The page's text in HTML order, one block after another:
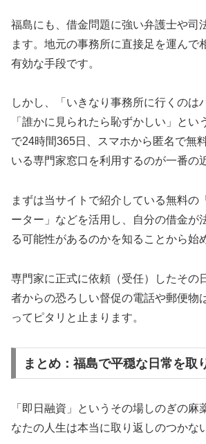
福島にも、借金問題に強い弁護士や司
ます。地元の事務所に直接足を運んで
有効な手段です。
しかし、「いきなり事務所に行くのは
「誰かに見られたら恥ずかしい」とい
で24時間365日、スマホから匿名で無
いる専門家窓口を利用するのが一番の
まずは当サイトで紹介している無料の
ーター」などを活用し、自分の借金が
る可能性があるのかを知ることから始
専門家に正式に依頼（受任）したその
者からの恐ろしい督促の電話や郵便物
ってピタリと止まります。
まとめ：福島で平穏な日常を取
「即日融資」というその場しのぎの麻
なたの人生は本当に取り返しのつかな